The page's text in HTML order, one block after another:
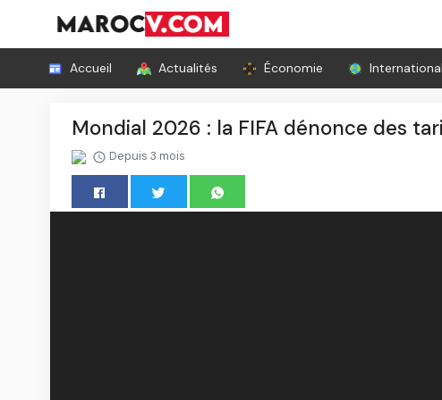
Accueil Actualités Économie International
Mondial 2026 : la FIFA dénonce des
Depuis 3 mois